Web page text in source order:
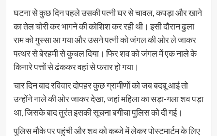
घटना से कुछ दिन पहले उसकी पत्नी घर से चावल, कपड़ा और खाने
का तेल चोरी कर भागने की कोशिश कर रही थी। इसी दौरान ढुला
राम को गुस्सा आ गया और उसने पत्नी को जंगल की ओर ले जाकर
पत्थर से बेरहमी से कुचल दिया। फिर शव को जंगल में एक नाले के
किनारे पत्तों से ढंककर वहां से फरार हो गया।
चार दिन बाद रविवार दोपहर कुछ ग्रामीणों को जब बदबू आई तो
उन्होंने नाले की ओर जाकर देखा, जहां महिला का सड़ा-गला शव पड़ा
था, जिसके बाद तुरंत इसकी सूचना बगीचा पुलिस को दी गई।
पुलिस मौके पर पहुंची और शव को कब्जे में लेकर पोस्टमार्टम के लिए